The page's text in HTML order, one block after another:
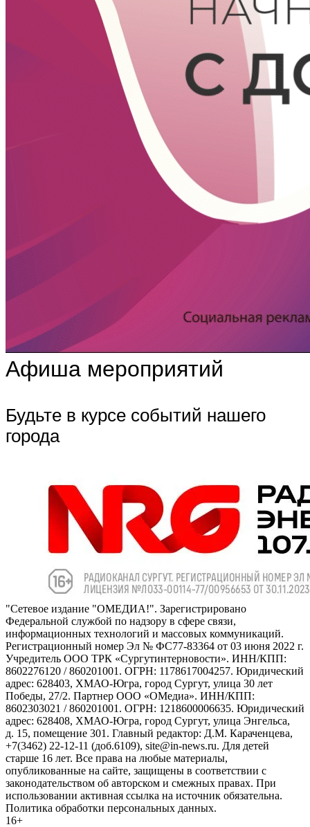
Афиша мероприятий
Будьте в курсе событий нашего
города
"Сетевое издание "ОМЕДИА!". Зарегистрировано
Федеральной службой по надзору в сфере связи,
информационных технологий и массовых коммуникаций.
Регистрационный номер Эл № ФС77-83364 от 03 июня 2022 г.
Учредитель ООО ТРК «Сургутинтерновости». ИНН/КПП:
8602276120 / 860201001. ОГРН: 1178617004257. Юридический
адрес: 628403, ХМАО-Югра, город Сургут, улица 30 лет
Победы, 27/2. Партнер ООО «ОМедиа». ИНН/КПП:
8602303021 / 860201001. ОГРН: 1218600006635. Юридический
адрес: 628408, ХМАО-Югра, город Сургут, улица Энгельса,
д. 15, помещение 301. Главный редактор: Д.М. Караченцева,
+7(3462) 22-12-11 (доб.6109), site@in-news.ru. Для детей
старше 16 лет. Все права на любые материалы,
опубликованные на сайте, защищены в соответствии с
законодательством об авторском и смежных правах. При
использовании активная ссылка на источник обязательна.
Политика обработки персональных данных.
16+